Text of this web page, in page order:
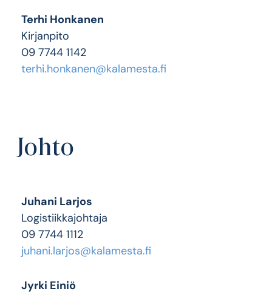
Terhi Honkanen
Kirjanpito
09 7744 1142
terhi.honkanen@kalamesta.fi
Johto
Jyrki Einiö
Juhani Larjos
Logistiikkajohtaja
09 7744 1112
juhani.larjos@kalamesta.fi